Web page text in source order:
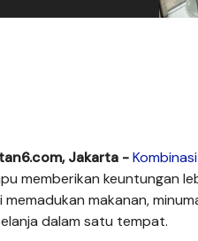
Jakarta -Kombinasi
memberikan keuntungan
memadukan makanan,
dalam satu tempat.